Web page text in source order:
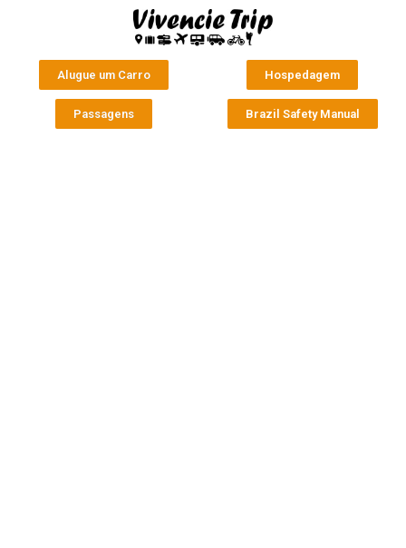
Alugue um Carro Hospedagem
Passagens Brazil Safety Manual